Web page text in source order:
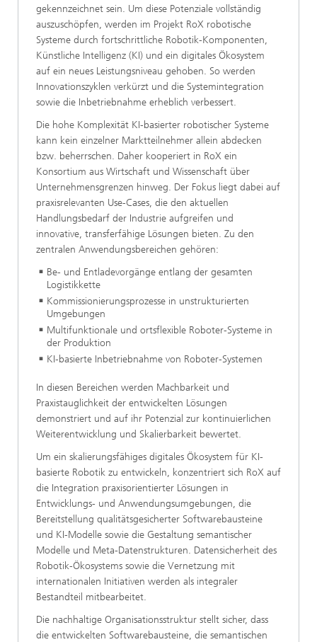
gekennzeichnet sein. Um diese Potenziale vollständig
auszuschöpfen, werden im Projekt RoX robotische
Systeme durch fortschrittliche Robotik-Komponenten,
Künstliche Intelligenz (KI) und ein digitales Ökosystem
auf ein neues Leistungsniveau gehoben. So werden
Innovationszyklen verkürzt und die Systemintegration
sowie die Inbetriebnahme erheblich verbessert.
Die hohe Komplexität KI-basierter robotischer Systeme
kann kein einzelner Marktteilnehmer allein abdecken
bzw. beherrschen. Daher kooperiert in RoX ein
Konsortium aus Wirtschaft und Wissenschaft über
Unternehmensgrenzen hinweg. Der Fokus liegt dabei auf
praxisrelevanten Use-Cases, die den aktuellen
Handlungsbedarf der Industrie aufgreifen und
innovative, transferfähige Lösungen bieten. Zu den
zentralen Anwendungsbereichen gehören:
Be- und Entladevorgänge entlang der gesamten
Logistikkette
Kommissionierungsprozesse in unstrukturierten
Umgebungen
Multifunktionale und ortsflexible Roboter-Systeme in
der Produktion
KI-basierte Inbetriebnahme von Roboter-Systemen
In diesen Bereichen werden Machbarkeit und
Praxistauglichkeit der entwickelten Lösungen
demonstriert und auf ihr Potenzial zur kontinuierlichen
Weiterentwicklung und Skalierbarkeit bewertet.
Um ein skalierungsfähiges digitales Ökosystem für KI-
basierte Robotik zu entwickeln, konzentriert sich RoX auf
die Integration praxisorientierter Lösungen in
Entwicklungs- und Anwendungsumgebungen, die
Bereitstellung qualitätsgesicherter Softwarebausteine
und KI-Modelle sowie die Gestaltung semantischer
Modelle und Meta-Datenstrukturen. Datensicherheit des
Robotik-Ökosystems sowie die Vernetzung mit
internationalen Initiativen werden als integraler
Bestandteil mitbearbeitet.
Die nachhaltige Organisationsstruktur stellt sicher, dass
die entwickelten Softwarebausteine, die semantischen